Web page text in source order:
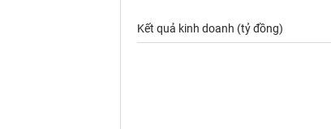
Kết quả kinh doanh (tỷ đồng)